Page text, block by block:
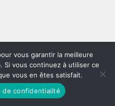
vous garantir la meilleure
vous continuez à utiliser ce
vous en êtes satisfait.
de confidentialité